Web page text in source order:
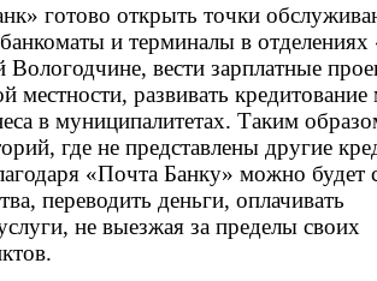
готово открыть точки
банкоматы и терминалы в
Вологодчине, вести зарплатные
местности, развивать кредитование
в муниципалитетах. Таким
где не представлены другие
«Почта Банку» можно будет
переводить деньги, оплачивать
не выезжая за пределы своих